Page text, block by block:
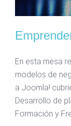
En esta mesa
modelos de
a Joomla!
Desarrollo de
Formación y